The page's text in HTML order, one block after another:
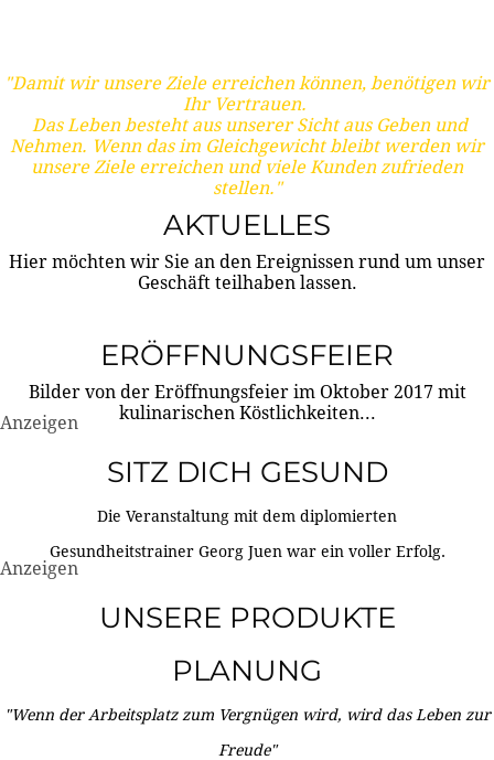
"Damit wir unsere Ziele erreichen können, benötigen wir
Ihr Vertrauen.
Das Leben besteht aus unserer Sicht aus Geben und
Nehmen. Wenn das im Gleichgewicht bleibt werden wir
unsere Ziele erreichen und viele Kunden zufrieden
stellen."
AKTUELLES
Hier möchten wir Sie an den Ereignissen rund um unser
Geschäft teilhaben lassen.
ERÖFFNUNGSFEIER
Bilder von der Eröffnungsfeier im Oktober 2017 mit
kulinarischen Köstlichkeiten...
Anzeigen
SITZ DICH GESUND
Die Veranstaltung mit dem diplomierten
Gesundheitstrainer Georg Juen war ein voller Erfolg.
Anzeigen
UNSERE PRODUKTE
PLANUNG
"Wenn der Arbeitsplatz zum Vergnügen wird, wird das Leben zur
Freude"